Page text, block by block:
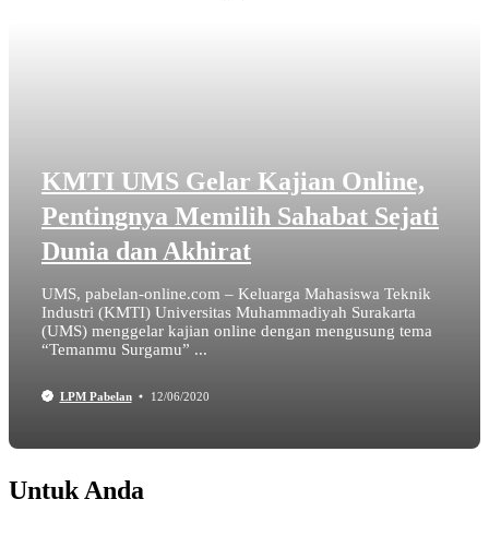
KMTI UMS Gelar Kajian Online,
Pentingnya Memilih Sahabat Sejati
Dunia dan Akhirat
UMS, pabelan-online.com – Keluarga Mahasiswa Teknik
Industri (KMTI) Universitas Muhammadiyah Surakarta
(UMS) menggelar kajian online dengan mengusung tema
“Temanmu Surgamu” ...
LPM Pabelan 12/06/2020
Untuk Anda